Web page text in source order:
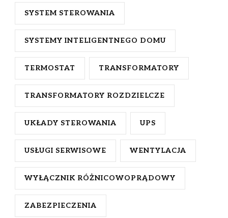
SYSTEM STEROWANIA
SYSTEMY INTELIGENTNEGO DOMU
TERMOSTAT TRANSFORMATORY
TRANSFORMATORY ROZDZIELCZE
UKŁADY STEROWANIA UPS
USŁUGI SERWISOWE WENTYLACJA
WYŁĄCZNIK RÓŻNICOWOPRĄDOWY
ZABEZPIECZENIA